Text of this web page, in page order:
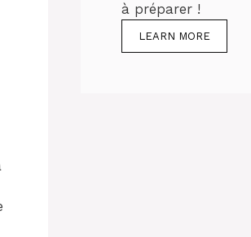
à préparer !
LEARN MORE